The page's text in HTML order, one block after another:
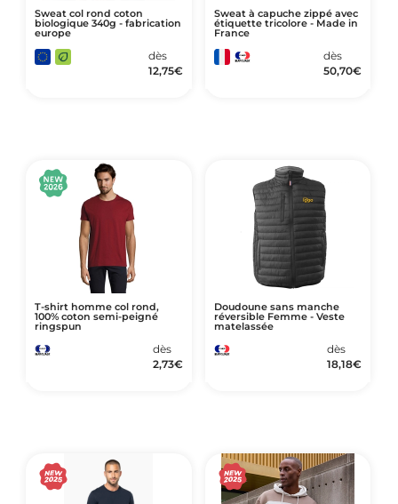
Sweat col rond coton
biologique 340g - fabrication
europe
dès
12,75€
Sweat à capuche zippé avec
étiquette tricolore - Made in
France
dès
50,70€
T-shirt homme col rond,
100% coton semi-peigné
ringspun
dès
2,73€
Doudoune sans manche
réversible Femme - Veste
matelassée
dès
18,18€